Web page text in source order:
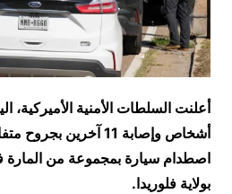
أشخاص وإصابة 11 آخرين
اصطدام سيارة بمجموعة من المارة
بولاية فلوريدا.